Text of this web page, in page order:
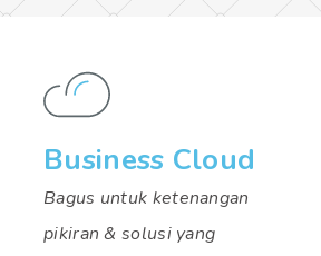
Business Cloud
Bagus untuk ketenangan
pikiran & solusi yang